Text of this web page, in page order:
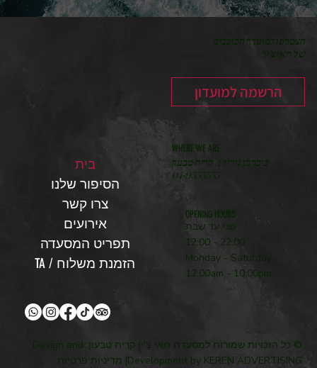
בית
הסיפור שלנו
צרו קשר
אירועים
תפריט המסעדה
TA / הזמנת משלוח
WHERE WE ARE
כיכר בן גוריון 1, קרית טבעון
04-9533333
OPENING HOURS
שני עד שבת
12:00 - 22:00
Monday - Saturday
12:00am - 10:00pm
הצטרפו למועדון הכוכבים
של תאי צ'ין!
הרשמה למועדון
© כל הזכויות שמורות למסעדת תאי צ'ין קרית טבעון. Design and
Development by KEREN ADVERTISING| מדיניות פרטיות